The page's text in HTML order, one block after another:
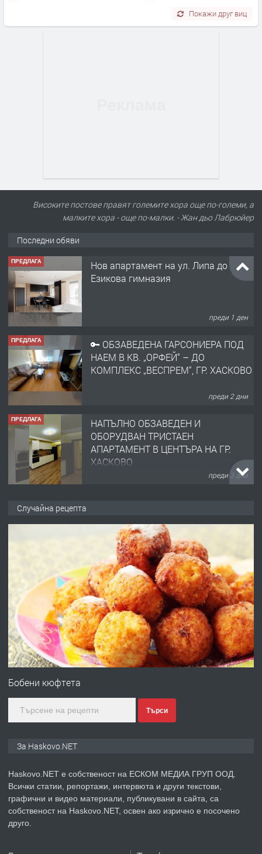
Покажи друг виц
Високите постове правят големите хора още по-големи, а
малките хора - още по-малки. - Жан дьо Лабрюйер
Последни обяви
ПРЕДЛАГА
Нов апартамент на ул. Липа до
Езикова гимназия
преди 1 ден
ПРЕДЛАГА
🔑 ОБЗАВЕДЕНА ГАРСОНИЕРА ПОД
НАЕМ В КВ. „ОРФЕЙ“ – ДО
КОМПЛЕКС „ВЕСПРЕМ“, ГР. ХАСКОВО
преди 2 дни
ПРЕДЛАГА
НАПЪЛНО ОБЗАВЕДЕН И
ОБОРУДВАН ТРИСТАЕН
АПАРТАМЕНТ В ЦЕНТЪРА НА ГР.
ХАСКОВО
преди 3 дни
преди 3 дни
№4120 Магазин/Офис под наем в кв.
Любен Каравелов, Хасково-близо до
градската градина!
преди 3 дни
ПРЕДЛАГА
ПРОСТОРЕН ТРИСТАЕН
преди 4 дни
ПРЕДЛАГА СГЛОБЯВАНЕ НА МЕБЕЛИ.
Случайна рецепта
Бобени кюфтета
Търси
За Haskovo.NET
Haskovo.NET е собственост на ЕСКОМ МЕДИА ГРУП ООД.
Всички статии, репортажи, интервюта и други текстови,
графични и видео материали, публикувани в сайта, са
собственост на Haskovo.NET, освен ако изрично е посочено
друго.